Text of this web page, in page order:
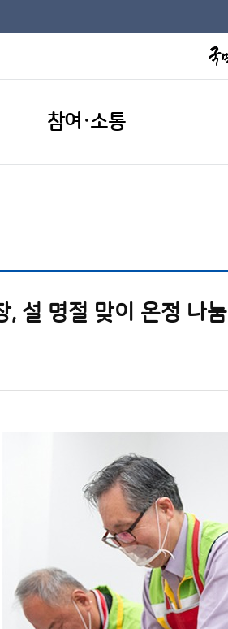
참여·소통
, 설 명절 맞이 온정 나눔